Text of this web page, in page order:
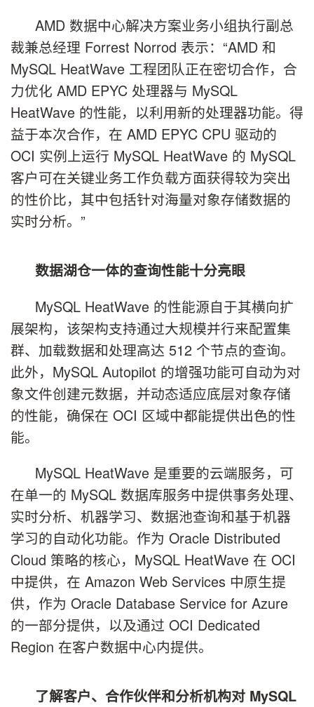
AMD 数据中心解决方案业务小组执行副总
裁兼总经理 Forrest Norrod 表示：“AMD 和
MySQL HeatWave 工程团队正在密切合作，合
力优化 AMD EPYC 处理器与 MySQL
HeatWave 的性能，以利用新的处理器功能。得
益于本次合作，在 AMD EPYC CPU 驱动的
OCI 实例上运行 MySQL HeatWave 的 MySQL
客户可在关键业务工作负载方面获得较为突出
的性价比，其中包括针对海量对象存储数据的
实时分析。”
数据湖仓一体的查询性能十分亮眼
MySQL HeatWave 的性能源自于其横向扩
展架构，该架构支持通过大规模并行来配置集
群、加载数据和处理高达 512 个节点的查询。
此外，MySQL Autopilot 的增强功能可自动为对
象文件创建元数据，并动态适应底层对象存储
的性能，确保在 OCI 区域中都能提供出色的性
能。
MySQL HeatWave 是重要的云端服务，可
在单一的 MySQL 数据库服务中提供事务处理、
实时分析、机器学习、数据池查询和基于机器
学习的自动化功能。作为 Oracle Distributed
Cloud 策略的核心，MySQL HeatWave 在 OCI
中提供，在 Amazon Web Services 中原生提
供，作为 Oracle Database Service for Azure
的一部分提供，以及通过 OCI Dedicated
Region 在客户数据中心内提供。
了解客户、合作伙伴和分析机构对 MySQL